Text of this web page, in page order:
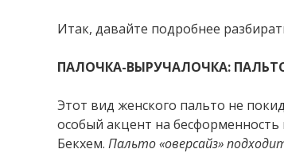
Итак, давайте подробнее
ПАЛОЧКА-ВЫРУЧАЛОЧКА:
Этот вид женского пальто не
особый акцент на
Бекхем. Пальто «оверсайз»